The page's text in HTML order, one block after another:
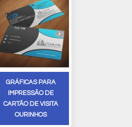
GRÁFICAS PARA
IMPRESSÃO DE
CARTÃO DE VISITA
OURINHOS